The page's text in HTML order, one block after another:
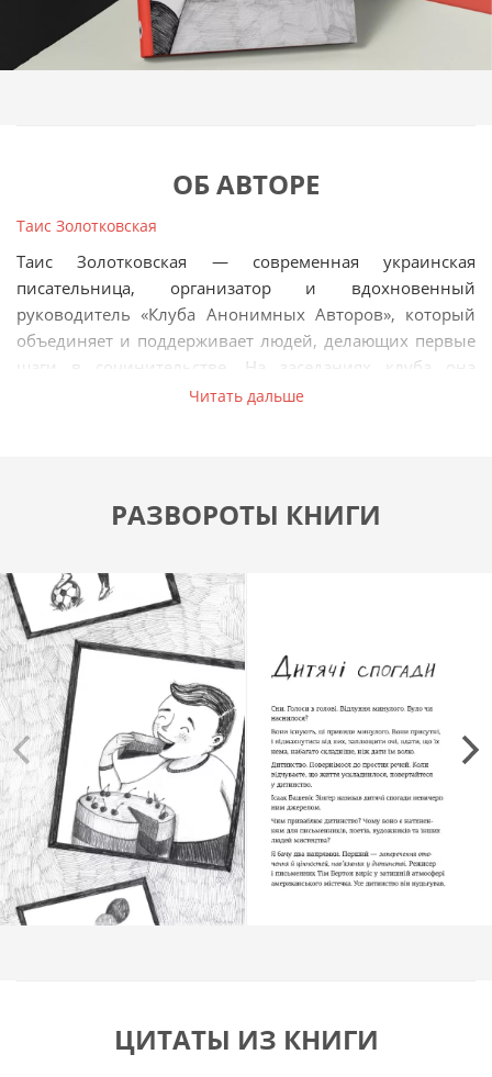
ОБ АВТОРЕ
Таис Золотковская
Таис Золотковская — современная украинская
писательница, организатор и вдохновенный
руководитель «Клуба Анонимных Авторов», который
объединяет и поддерживает людей, делающих первые
шаги в сочинительстве. На заседаниях клуба она
приобщает участников к литературному творчеству,
романы, нон-фикшн и книги для детей.
Читать дальше
РАЗВОРОТЫ КНИГИ
ЦИТАТЫ ИЗ КНИГИ